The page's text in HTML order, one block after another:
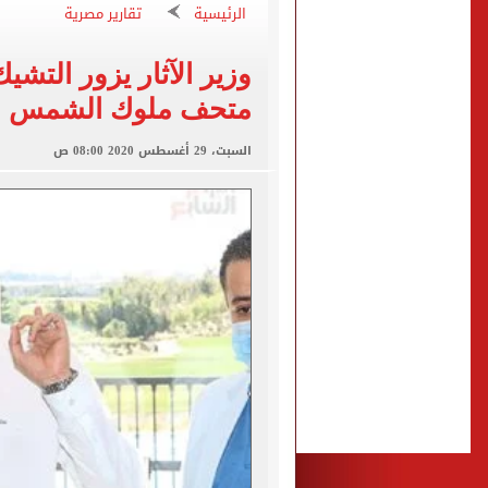
غلق جزئى لشارع جامعة الدول
إغلاق طريق مصر أسوان
محمد صلاح يظهر على
أسعار الذهب في مصر تتراجع.. وعيار 21
الرئيسية تقارير مصرية
وزير الآثار يزور
متحف ملوك الشمس
السبت، 29 أغسطس 2020 08:00 ص